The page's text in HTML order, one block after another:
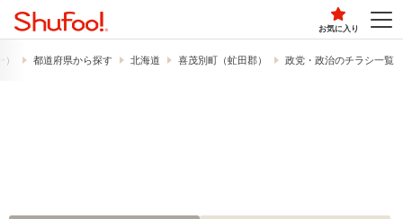
お気に入り
都道府県から探す 北海道 喜茂別町（虻田郡） 政党・政治のチラシ一覧